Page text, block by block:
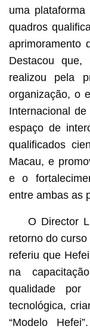
uma
quadros
aprimoramento
Destacou
realizou pela
organização, o
Internacional
espaço de
qualificados
Macau, e
e o
entre ambas as
O Director
retorno do
referiu que
na
qualidade
tecnológica,
“Modelo